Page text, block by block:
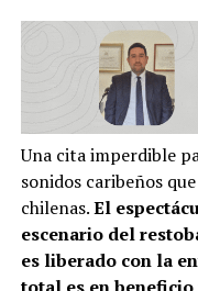
Una cita imperdible
sonidos caribeños
chilenas.El
escenario del
es liberado con la